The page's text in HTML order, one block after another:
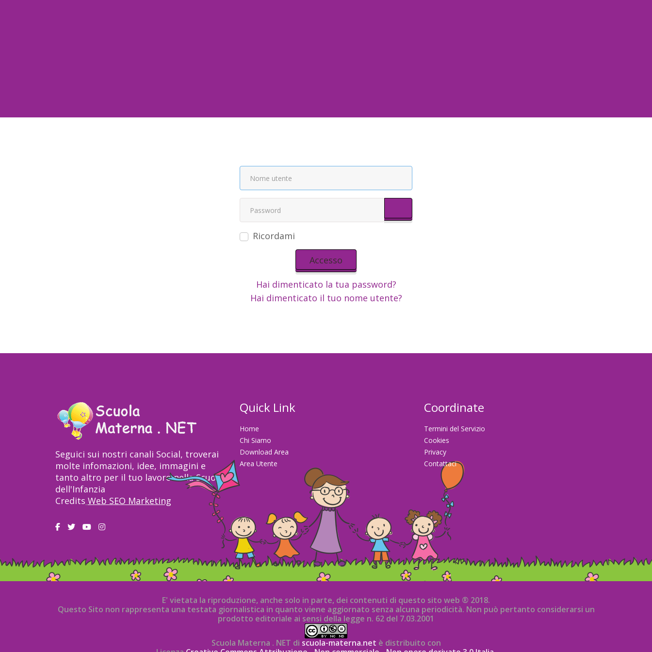
Mostra password
Ricordami
Accesso
Hai dimenticato la tua password?
Hai dimenticato il tuo nome utente?
Seguici sui nostri canali Social, troverai
molte infomazioni, idee, immagini e
tanto altro per il tuo lavoro nella Scuola
dell'Infanzia
Credits Web SEO Marketing
Quick Link
Home
Chi Siamo
Download Area
Area Utente
Coordinate
Termini del Servizio
Cookies
Privacy
Contattaci
E' vietata la riproduzione, anche solo in parte, dei contenuti di questo sito web ® 2018.
Questo Sito non rappresenta una testata giornalistica in quanto viene aggiornato senza alcuna periodicità. Non può pertanto considerarsi un
prodotto editoriale ai sensi della legge n. 62 del 7.03.2001
Scuola Materna . NET di scuola-materna.net è distribuito con